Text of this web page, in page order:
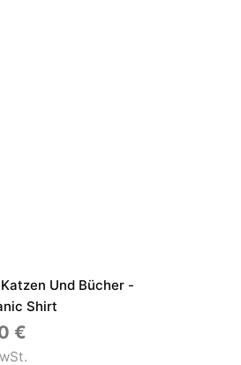
Und Bücher -
Shirt
€